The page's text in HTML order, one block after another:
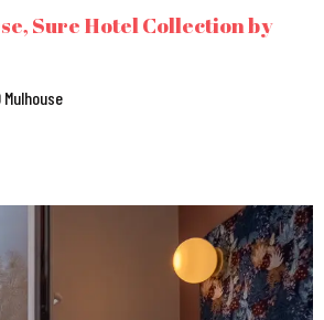
Sure Hotel Collection by
Mulhouse